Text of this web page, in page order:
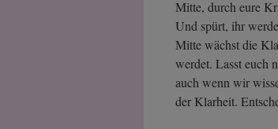
Mitte, durch eure
Und spürt, ihr
Mitte wächst die
werdet. Lasst euch
auch wenn wir
der Klarheit.